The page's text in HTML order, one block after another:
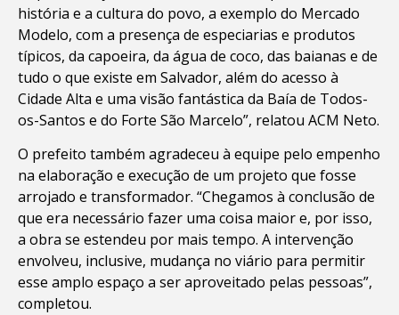
história e a cultura do povo, a exemplo do Mercado
Modelo, com a presença de especiarias e produtos
típicos, da capoeira, da água de coco, das baianas e de
tudo o que existe em Salvador, além do acesso à
Cidade Alta e uma visão fantástica da Baía de Todos-
os-Santos e do Forte São Marcelo”, relatou ACM Neto.
O prefeito também agradeceu à equipe pelo empenho
na elaboração e execução de um projeto que fosse
arrojado e transformador. “Chegamos à conclusão de
que era necessário fazer uma coisa maior e, por isso,
a obra se estendeu por mais tempo. A intervenção
envolveu, inclusive, mudança no viário para permitir
esse amplo espaço a ser aproveitado pelas pessoas”,
completou.